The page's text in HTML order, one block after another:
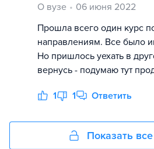
О вузе
06 июня 2022
Прошла всего один курс
направлениям. Все было
Но пришлось уехать в
вернусь - подумаю тут
1 1 Ответить
Показать